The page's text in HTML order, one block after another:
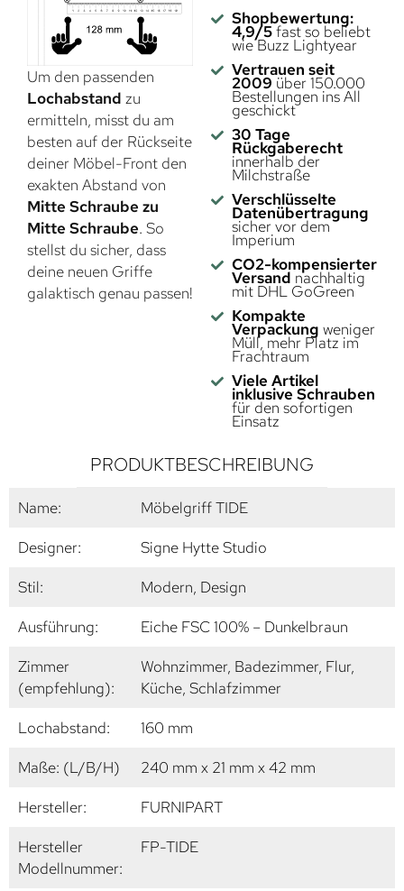
Um den passenden
Lochabstand zu
ermitteln, misst du am
besten auf der Rückseite
deiner Möbel-Front den
exakten Abstand von
Mitte Schraube zu
Mitte Schraube. So
stellst du sicher, dass
deine neuen Griffe
galaktisch genau passen!
Shopbewertung:
4,9/5fast so beliebt
wie Buzz Lightyear
Vertrauen seit
2009 über 150.000
Bestellungen ins All
geschickt
30 Tage
Rückgaberecht
innerhalb der
Milchstraße
Verschlüsselte
Datenübertragung
sicher vor dem
Imperium
CO2-kompensierter
Versand nachhaltig
mit DHL GoGreen
Kompakte
Verpackung weniger
Müll, mehr Platz im
Frachtraum
Viele Artikel
inklusive Schrauben
für den sofortigen
Einsatz
PRODUKTBESCHREIBUNG
Name:
Möbelgriff TIDE
Designer:
Signe Hytte Studio
Stil:
Modern, Design
Ausführung:
Eiche FSC 100% – Dunkelbraun
Zimmer
(empfehlung):
Wohnzimmer, Badezimmer, Flur,
Küche, Schlafzimmer
Lochabstand:
160 mm
Maße: (L/B/H)
240 mm x 21 mm x 42 mm
Hersteller:
FURNIPART
Hersteller
Modellnummer:
FP-TIDE